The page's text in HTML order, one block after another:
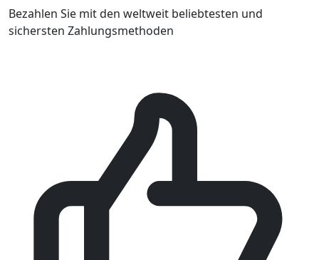
Bezahlen Sie mit den weltweit beliebtesten und
sichersten Zahlungsmethoden